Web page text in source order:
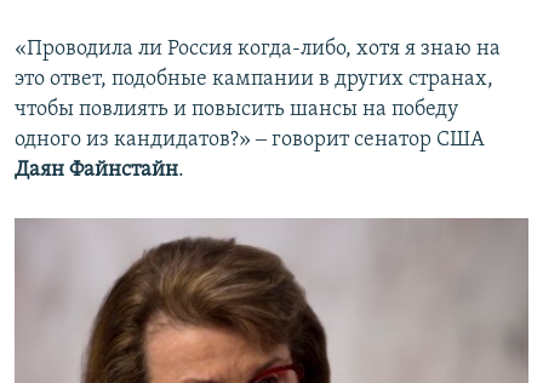
«Проводила ли Россия когда-либо, хотя я знаю на
это ответ, подобные кампании в других странах,
чтобы повлиять и повысить шансы на победу
одного из кандидатов?» ‒ говорит сенатор США
Даян Файнстайн.